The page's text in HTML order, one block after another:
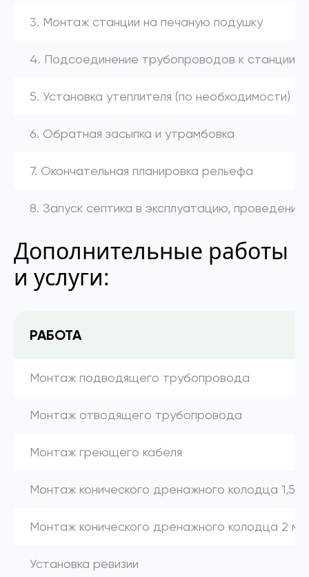
3. Монтаж станции на печаную подушку
4. Подсоединение трубопроводов к станции
5. Установка утеплителя (по необходимости)
6. Обратная засыпка и утрамбовка
7. Окончательная планировка рельефа
8. Запуск септика в эксплуатацию,
Дополнительные работы
и услуги:
РАБОТА
Монтаж подводящего трубопровода
Монтаж отводящего трубопровода
Монтаж греющего кабеля
Монтаж конического дренажного колодца 1,5 м
Монтаж конического дренажного колодца 2 м
Установка ревизии